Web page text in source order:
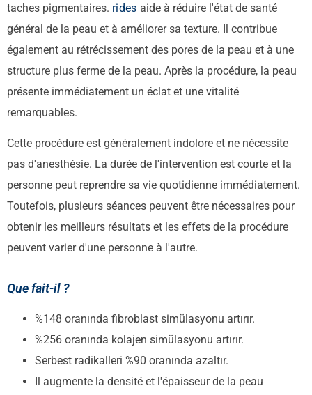
taches pigmentaires. rides aide à réduire l'état de santé
général de la peau et à améliorer sa texture. Il contribue
également au rétrécissement des pores de la peau et à une
structure plus ferme de la peau. Après la procédure, la peau
présente immédiatement un éclat et une vitalité
remarquables.
Cette procédure est généralement indolore et ne nécessite
pas d'anesthésie. La durée de l'intervention est courte et la
personne peut reprendre sa vie quotidienne immédiatement.
Toutefois, plusieurs séances peuvent être nécessaires pour
obtenir les meilleurs résultats et les effets de la procédure
peuvent varier d'une personne à l'autre.
Que fait-il ?
%148 oranında fibroblast simülasyonu artırır.
%256 oranında kolajen simülasyonu artırır.
Serbest radikalleri %90 oranında azaltır.
Il augmente la densité et l'épaisseur de la peau